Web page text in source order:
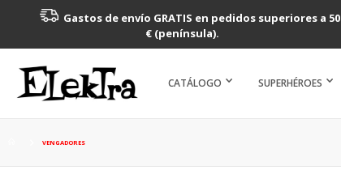
Gastos de envío GRATIS en pedidos superiores a 50
€ (península).
CATÁLOGO SUPERHÉROES
VENGADORES